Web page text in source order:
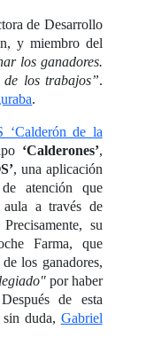
de Desarrollo
y miembro del
los ganadores.
los trabajos”.
.
‘Calderón de la
‘Calderones’,
, una aplicación
atención que
aula a través de
su
Farma, que
los ganadores,
por haber
de esta
duda, Gabriel